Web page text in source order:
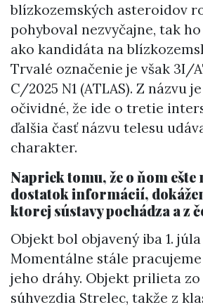
blízkozemských asteroidov
pohyboval nezvyčajne, tak ho
ako kandidáta na
Trvalé označenie je však 3I/
C/2025 N1 (ATLAS). Z názvu
očividné, že ide o tretie
ďalšia časť názvu telesu
charakter.
Napriek tomu, že o ňom ešte
dostatok informácií,
ktorej sústavy pochádza a z
Objekt bol objavený iba 1. júla
Momentálne stále
jeho dráhy. Objekt prilieta
súhvezdia Strelec, takže z